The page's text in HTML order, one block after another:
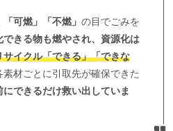
「可燃」「不燃」の目でごみを
できる物も燃やされ、資源化は
サイクル「できる」「できな
素材ごとに引取先が確保できた
にできるだけ救い出していま